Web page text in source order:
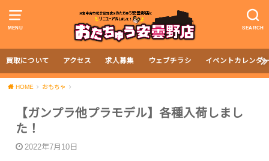
MENU SEARCH
買取について アクセス 求人募集 ウェブチラシ イベントカレンダ
HOME おもちゃ
【ガンプラ他プラモデル】各種入荷しまし
た！
2022年7月10日